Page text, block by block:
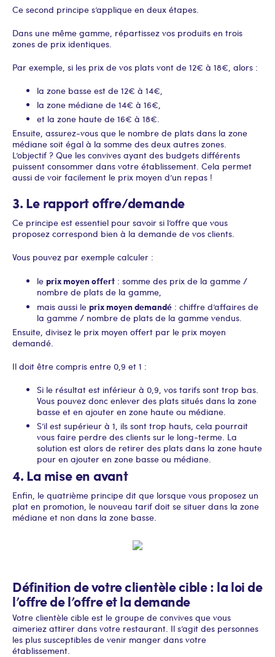
Ce second principe s’applique en deux étapes.
Dans une même gamme, répartissez vos produits en trois
zones de prix identiques.
Par exemple, si les prix de vos plats vont de 12€ à 18€, alors :
la zone basse est de 12€ à 14€,
la zone médiane de 14€ à 16€,
et la zone haute de 16€ à 18€.
Ensuite, assurez-vous que le nombre de plats dans la zone
médiane soit égal à la somme des deux autres zones.
L’objectif ? Que les convives ayant des budgets différents
puissent consommer dans votre établissement. Cela permet
aussi de voir facilement le prix moyen d’un repas !
3. Le rapport offre/demande
Ce principe est essentiel pour savoir si l’offre que vous
proposez correspond bien à la demande de vos clients.
Vous pouvez par exemple calculer :
le prix moyen offert : somme des prix de la gamme /
nombre de plats de la gamme,
mais aussi le prix moyen demandé : chiffre d’affaires de
la gamme / nombre de plats de la gamme vendus.
Ensuite, divisez le prix moyen offert par le prix moyen
demandé.
Il doit être compris entre 0,9 et 1 :
Si le résultat est inférieur à 0,9, vos tarifs sont trop bas.
Vous pouvez donc enlever des plats situés dans la zone
basse et en ajouter en zone haute ou médiane.
S’il est supérieur à 1, ils sont trop hauts, cela pourrait
vous faire perdre des clients sur le long-terme. La
solution est alors de retirer des plats dans la zone haute
pour en ajouter en zone basse ou médiane.
4. La mise en avant
Enfin, le quatrième principe dit que lorsque vous proposez un
plat en promotion, le nouveau tarif doit se situer dans la zone
médiane et non dans la zone basse.
Définition de votre clientèle cible : la loi de
l’offre de l’offre et la demande
Votre clientèle cible est le groupe de convives que vous
aimeriez attirer dans votre restaurant. Il s’agit des personnes
les plus susceptibles de venir manger dans votre
établissement.